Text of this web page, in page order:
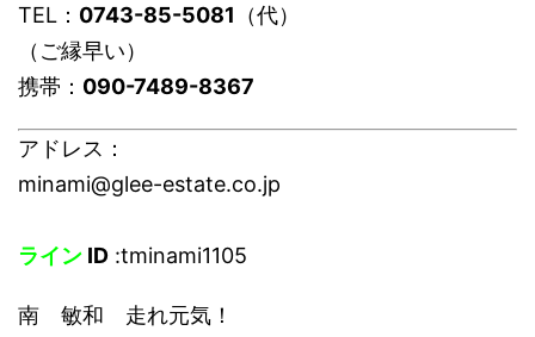
TEL： 0743-85-5081 （代）
（ご縁早い）
携帯： 090-7489-8367
アドレス：
minami@glee-estate.co.jp
ライン ID :tminami1105
南 敏和 走れ元気！